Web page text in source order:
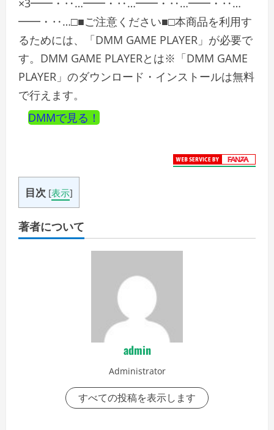
━━・‥…□■ご注意ください■□本商品を利用す
るためには、「DMM GAME PLAYER」が必要で
す。DMM GAME PLAYERとは※「DMM GAME
PLAYER」のダウンロード・インストールは無料
で行えます。
DMMで見る！
目次 [表示]
著者について
admin
Administrator
すべての投稿を表示します